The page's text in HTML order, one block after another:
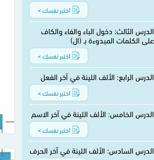
اختبر نفسك >
الدرس الثالث: دخول الباء والفاء والكاف
على الكلمات المبدوءة بـ (ال)
اختبر نفسك >
الدرس الرابع: الألف اللينة في آخر الفعل
اختبر نفسك >
الدرس الخامس: الألف اللينة في آخر الاسم
اختبر نفسك >
الدرس السادس: الألف اللينة في آخر الحرف